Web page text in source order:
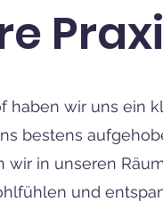
haben wir uns ein
bestens
in unseren
und